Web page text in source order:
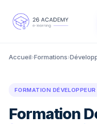
Accueil›Formations›
FORMATION
Formation